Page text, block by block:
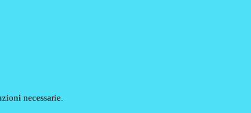
necessarie.